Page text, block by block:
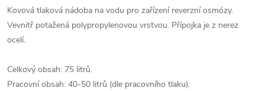
Kovová tlaková nádoba na vodu pro zařízení reverzní osmózy.
Vevnitř potažená polypropylenovou vrstvou. Přípojka je z nerez
ocelí.
Celkový obsah: 75 litrů.
Pracovní obsah: 40-50 litrů (dle pracovního tlaku).